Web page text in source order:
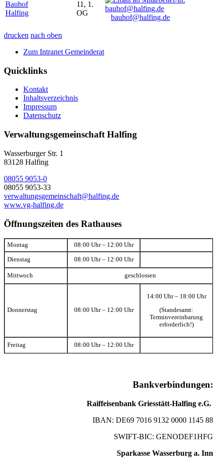
Bauhof
Halfing
11, 1.
OG
bauhof@halfing.de
drucken nach oben
Zum Intranet Gemeinderat
Quicklinks
Kontakt
Inhaltsverzeichnis
Impressum
Datenschutz
Verwaltungsgemeinschaft Halfing
Wasserburger Str. 1
83128 Halfing
08055 9053-0
08055 9053-33
verwaltungsgemeinschaft@halfing.de
www.vg-halfing.de
Öffnungszeiten des Rathauses
Montag 08:00 Uhr – 12:00 Uhr
Dienstag 08:00 Uhr – 12:00 Uhr
Mittwoch geschlossen
Donnerstag 08:00 Uhr – 12:00 Uhr
14:00 Uhr – 18:00 Uhr
(Standesamt:
Terminvereinbarung
erforderlich!)
Freitag 08:00 Uhr – 12:00 Uhr
Bankverbindungen:
Raiffeisenbank Griesstätt-Halfing e.G.
IBAN: DE69 7016 9132 0000 1145 88
SWIFT-BIC: GENODEF1HFG
Sparkasse Wasserburg a. Inn